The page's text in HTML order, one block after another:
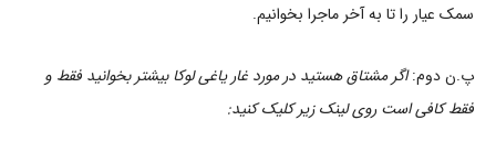
سمک عیار را تا به آخر ماجرا بخوانیم.
پ.ن دوم:اگر مشتاق هستید در مورد غار یاغی لوکا بیشتر بخوانید فقط و
فقط کافی است روی لینک زیر کلیک کنید: